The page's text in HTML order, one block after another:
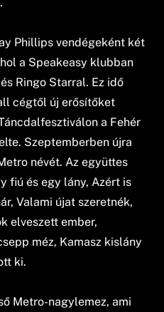
Phillips vendégeként két
a Speakeasy klubban
Ringo Starral. Ez idő
cégtől új erősítőket
a Fehér
Szeptemberben újra
névét. Az együttes
fiú és egy lány, Azért is
Valami újat szeretnék,
elveszett ember,
méz, Kamasz kislány
ki.
Metro-nagylemez, ami